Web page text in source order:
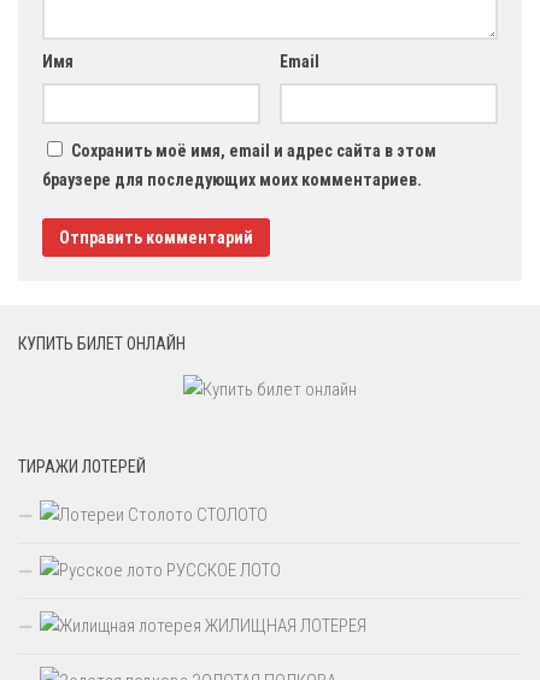
Имя Email
Сохранить моё имя, email и адрес сайта в этом
браузере для последующих моих комментариев.
КУПИТЬ БИЛЕТ ОНЛАЙН
ТИРАЖИ ЛОТЕРЕЙ
СТОЛОТО
РУССКОЕ ЛОТО
ЖИЛИЩНАЯ ЛОТЕРЕЯ